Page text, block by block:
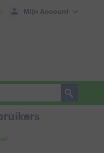
Mijn Account